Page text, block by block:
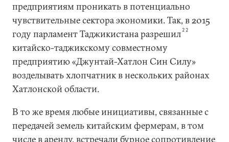
предприятиям проникать в потенциально
чувствительные сектора экономики. Так, в 2015
году парламент Таджикистана разрешил 22
китайско-таджикскому совместному
предприятию «Джунтай-Хатлон Син Силу»
возделывать хлопчатник в нескольких районах
Хатлонской области.
В то же время любые инициативы, связанные с
передачей земель китайским фермерам, в том
числе в аренду, встречали бурное сопротивление